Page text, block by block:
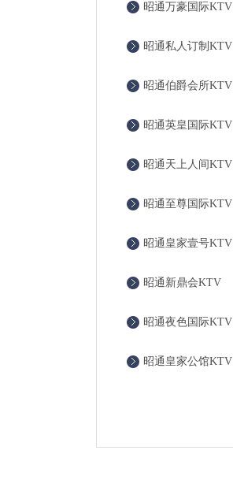
昭通万豪国际KTV
昭通私人订制KTV
昭通伯爵会所KTV
昭通英皇国际KTV
昭通天上人间KTV
昭通至尊国际KTV
昭通皇家壹号KTV
昭通新鼎会KTV
昭通夜色国际KTV
昭通皇家公馆KTV